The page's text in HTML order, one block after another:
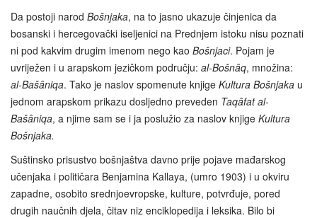
Da postoji narod Bošnjaka, na to jasno ukazuje činjenica da
bosanski i hercegovački iseljenici na Prednjem istoku nisu poznati
ni pod kakvim drugim imenom nego kao Bošnjaci. Pojam je
uvriježen i u arapskom jezičkom području: al-Bošnâq, množina:
al-Bašâniqa. Tako je naslov spomenute knjige Kultura Bošnjaka u
jednom arapskom prikazu dosljedno preveden Taqâfat al-
Bašâniqa, a njime sam se i ja poslužio za naslov knjige Kultura
Bošnjaka.
Suštinsko prisustvo bošnjaštva davno prije pojave mađarskog
učenjaka i političara Benjamina Kallaya, (umro 1903) i u okviru
zapadne, osobito srednjoevropske, kulture, potvrđuje, pored
drugih naučnih djela, čitav niz enciklopedija i leksika. Bilo bi